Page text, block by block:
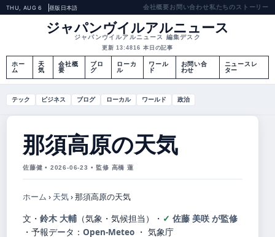
THU, AUG 6 昼版 日本語 会社概要お問い合わせ私たちのストーリー
ジャパンヴイルアルニュース
ジャパンヴイルアルニュース 編集デスク
更新 13:4816 本日の記事
ホー
ム
天
気
会社概
要
ブロ
グ
ローカ
ル
ワール
ド
お問い合
わせ
ニュースレ
ター
テック ビジネス ブログ ローカル ワールド 政治
那須高原の天気
佐藤健 • 2026-06-23 • 監修 高橋 蓮
ホーム › 天気›那須高原の天気
文・ 鈴木 大輔 （気象・気候担当） ・
佐藤 美咲 が監修
・ 予報データ： Open-Meteo ・ 気象庁